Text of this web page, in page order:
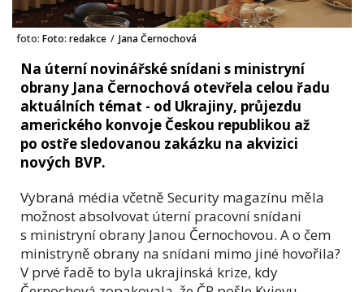
foto: Foto: redakce / Jana Černochová
Na úterní novinářské snídani s ministryní
obrany Jana Černochová otevřela celou řadu
aktuálních témat - od Ukrajiny, průjezdu
amerického konvoje Českou republikou až
po ostře sledovanou zakázku na akvizici
nových BVP.
Vybraná média včetně Security magazínu měla
možnost absolvovat úterní pracovní snídani
s ministryní obrany Janou Černochovou. A o čem
ministryně obrany na snídani mimo jiné hovořila?
V prvé řadě to byla ukrajinská krize, kdy